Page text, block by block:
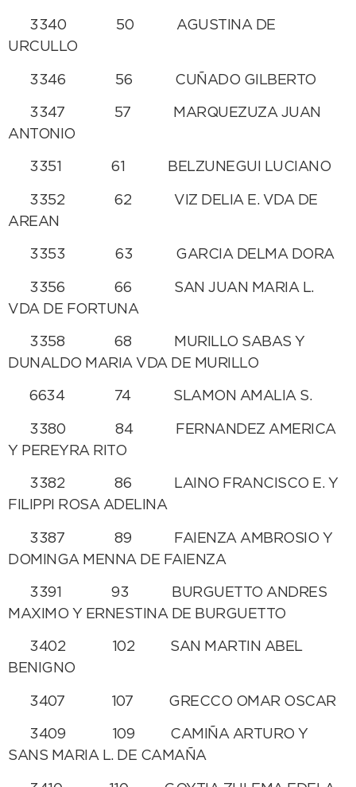
3340 50 AGUSTINA DE
URCULLO
3346 56 CUÑADO GILBERTO
3347 57 MARQUEZUZA JUAN
ANTONIO
3351 61 BELZUNEGUI LUCIANO
3352 62 VIZ DELIA E. VDA DE
AREAN
3353 63 GARCIA DELMA DORA
3356 66 SAN JUAN MARIA L.
VDA DE FORTUNA
3358 68 MURILLO SABAS Y
DUNALDO MARIA VDA DE MURILLO
6634 74 SLAMON AMALIA S.
3380 84 FERNANDEZ AMERICA
Y PEREYRA RITO
3382 86 LAINO FRANCISCO E. Y
FILIPPI ROSA ADELINA
3387 89 FAIENZA AMBROSIO Y
DOMINGA MENNA DE FAIENZA
3391 93 BURGUETTO ANDRES
MAXIMO Y ERNESTINA DE BURGUETTO
3402 102 SAN MARTIN ABEL
BENIGNO
3407 107 GRECCO OMAR OSCAR
3409 109 CAMIÑA ARTURO Y
SANS MARIA L. DE CAMAÑA